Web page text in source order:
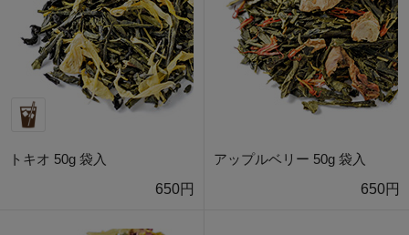
トキオ 50g 袋入
650円
アップルベリー 50g 袋入
650円